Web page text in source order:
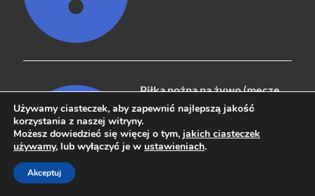
Piłka nożna na żywo (mecze,
programy) 10 sierpnia 2026
(Poniedziałek)? [2026-08-10]
Używamy ciasteczek, aby zapewnić najlepszą jakość
korzystania z naszej witryny.
Możesz dowiedzieć się więcej o tym, jakich ciasteczek
używamy, lub wyłączyć je w ustawieniach.
Akceptuj